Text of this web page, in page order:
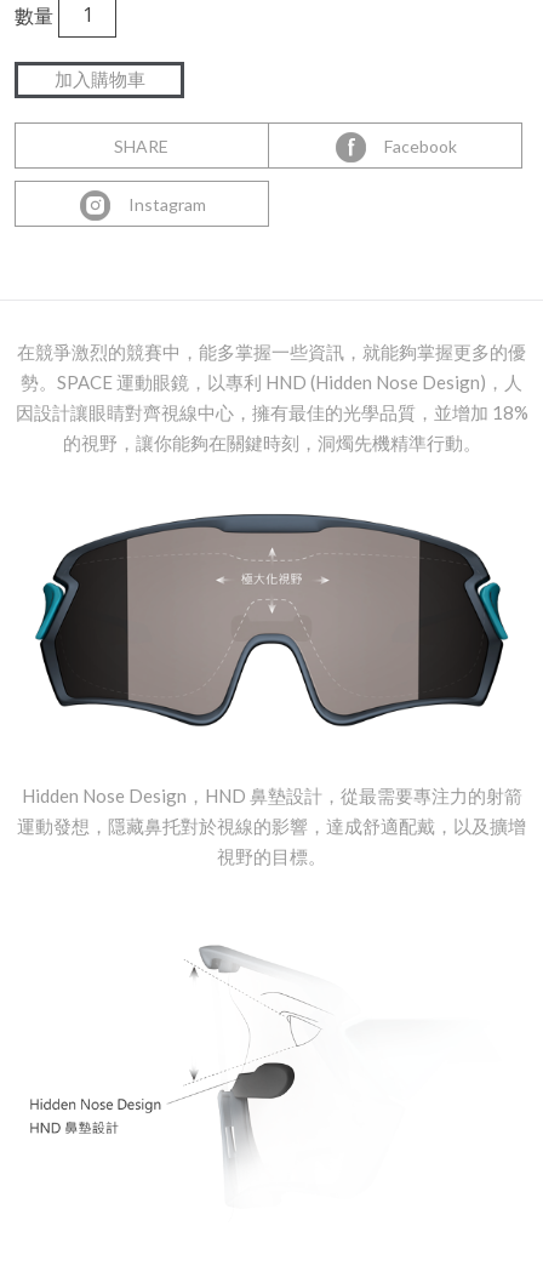
數量
SHARE Facebook
Instagram
在競爭激烈的競賽中，能多掌握一些資訊，就能夠掌握更多的優
勢。SPACE 運動眼鏡，以專利 HND (Hidden Nose Design)，人
因設計讓眼睛對齊視線中心，擁有最佳的光學品質，並增加 18%
的視野，讓你能夠在關鍵時刻，洞燭先機精準行動。
Hidden Nose Design，HND 鼻墊設計，從最需要專注力的射箭
運動發想，隱藏鼻托對於視線的影響，達成舒適配戴，以及擴增
視野的目標。